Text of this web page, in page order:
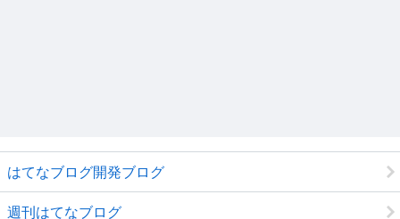
はてなブログ開発ブログ
週刊はてなブログ